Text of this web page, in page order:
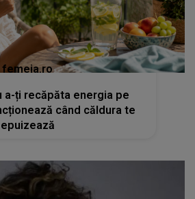
femeia.ro
a-ți recăpăta energia pe
când căldura te
epuizează